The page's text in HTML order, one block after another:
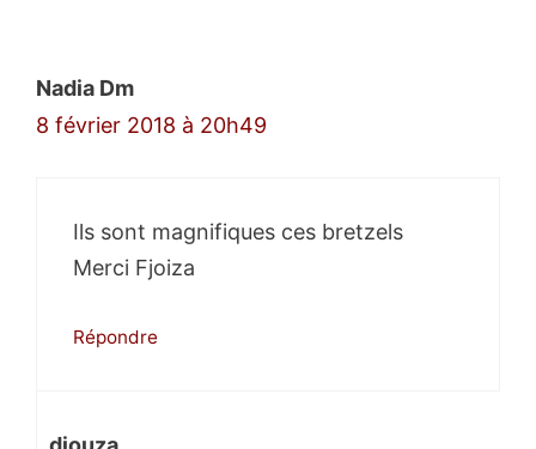
Nadia Dm
8 février 2018 à 20h49
Ils sont magnifiques ces bretzels
Merci Fjoiza
Répondre